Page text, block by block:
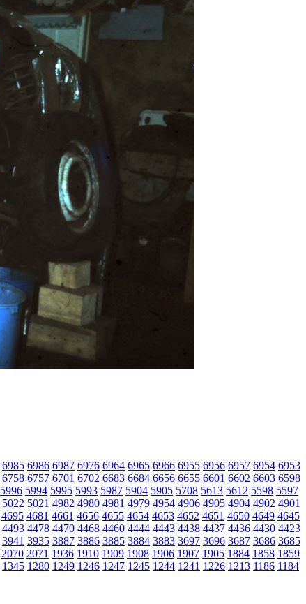
6985 6986 6987 6976 6964 6965 6966 6955 6956 6957 6954 6953
6758 6757 6701 6702 6683 6684 6656 6655 6601 6602 6603 6598
5996 5994 5995 5993 5987 5904 5905 5708 5613 5612 5598 5597
5022 5021 4982 4980 4981 4979 4954 4906 4905 4904 4902 4901
4695 4681 4661 4656 4655 4654 4653 4652 4651 4650 4649 4645
4493 4478 4470 4468 4460 4444 4443 4438 4437 4436 4430 4423
3941 3935 3887 3886 3885 3884 3883 3697 3696 3687 3686 3685
2070 2071 1936 1910 1909 1908 1906 1907 1905 1884 1858 1859
1345 1280 1249 1246 1247 1245 1244 1241 1226 1213 1186 1184